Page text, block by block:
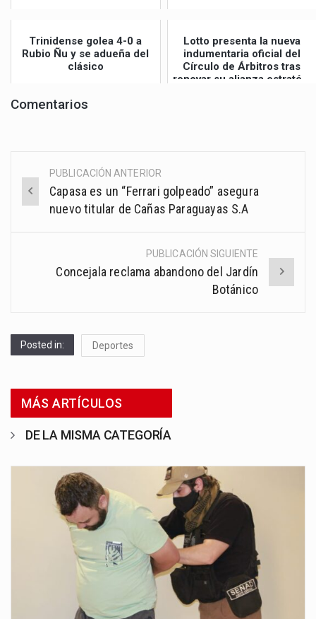
Trinidense golea 4-0 a
Rubio Ñu y se adueña del
clásico
Lotto presenta la nueva
indumentaria oficial del
Círculo de Árbitros tras
renovar su alianza estraté...
Comentarios
Post
navigation
PUBLICACIÓN ANTERIOR
Capasa es un “Ferrari golpeado” asegura
nuevo titular de Cañas Paraguayas S.A
PUBLICACIÓN SIGUIENTE
Concejala reclama abandono del Jardín
Botánico
Posted in: Deportes
MÁS ARTÍCULOS
DE LA MISMA CATEGORÍA